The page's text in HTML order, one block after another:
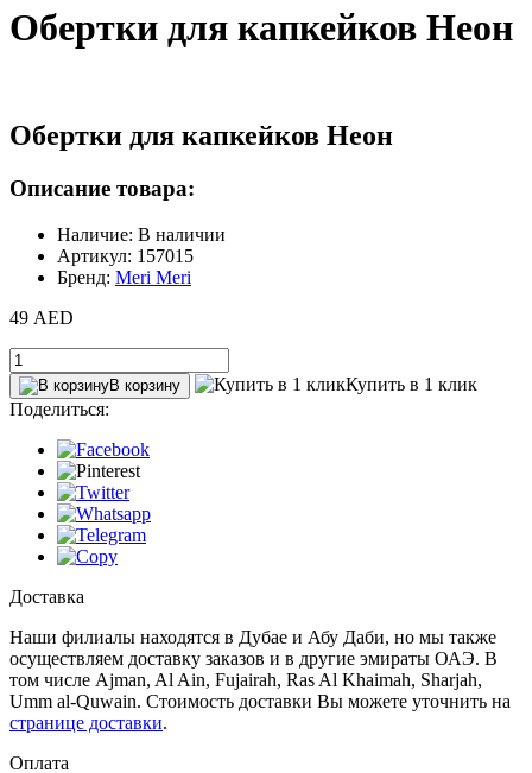
Обертки для капкейков Неон
Обертки для капкейков Неон
Описание товара:
Наличие: В наличии
Артикул: 157015
Бренд: Meri Meri
49 AED
В корзину
Купить в 1 клик
Поделиться:
Доставка
Наши филиалы находятся в Дубае и Абу Даби, но мы также
осуществляем доставку заказов и в другие эмираты ОАЭ. В
том числе Ajman, Al Ain‎, Fujairah, Ras Al Khaimah, Sharjah,
Umm al-Quwain. Стоимость доставки Вы можете уточнить на
странице доставки.
Оплата